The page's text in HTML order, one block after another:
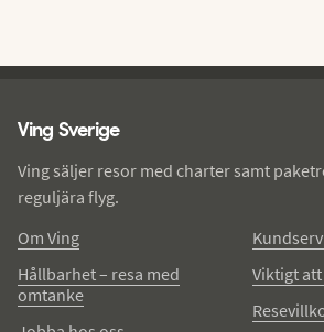
Ving Sverige
Ving säljer resor med charter samt
reguljära flyg.
Om Ving
Hållbarhet – resa med
omtanke
Viktigt att